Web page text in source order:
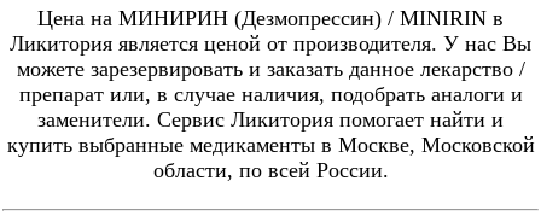
Цена на МИНИРИН (Дезмопрессин) / MINIRIN в
Ликитория является ценой от производителя. У нас Вы
можете зарезервировать и заказать данное лекарство /
препарат или, в случае наличия, подобрать аналоги и
заменители. Сервис Ликитория помогает найти и
купить выбранные медикаменты в Москве, Московской
области, по всей России.